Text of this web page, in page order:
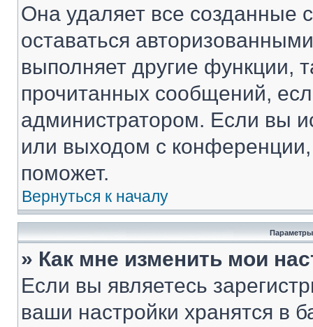
Она удаляет все созданные
оставаться
выполняет другие функции,
прочитанных сообщений,
администратором. Если вы
или выходом с
поможет.
Вернуться к началу
Параметры
» Как мне изменить мои
Если вы являетесь
ваши настройки хранятся в